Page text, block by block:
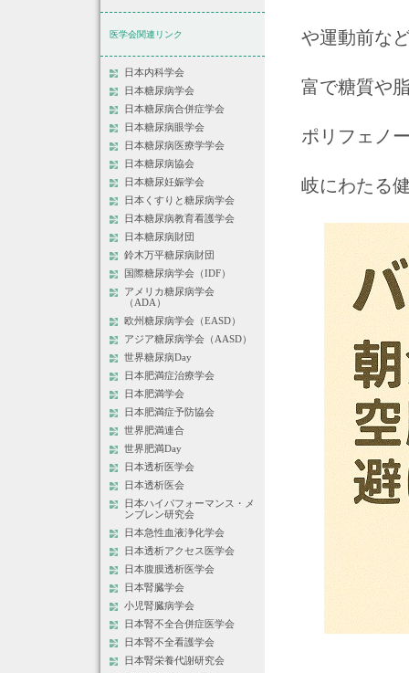
医学会関連リンク
日本内科学会
日本糖尿病学会
日本糖尿病合併症学会
日本糖尿病眼学会
日本糖尿病医療学学会
日本糖尿病協会
日本糖尿妊娠学会
日本くすりと糖尿病学会
日本糖尿病教育看護学会
日本糖尿病財団
鈴木万平糖尿病財団
国際糖尿病学会（IDF）
アメリカ糖尿病学会
（ADA）
欧州糖尿病学会（EASD）
アジア糖尿病学会（AASD）
世界糖尿病Day
日本肥満症治療学会
日本肥満学会
日本肥満症予防協会
世界肥満連合
世界肥満Day
日本透析医学会
日本透析医会
日本ハイパフォーマンス・メ
ンブレン研究会
日本急性血液浄化学会
日本透析アクセス医学会
日本腹膜透析医学会
日本腎臓学会
小児腎臓病学会
日本腎不全合併症医学会
日本腎不全看護学会
日本腎栄養代謝研究会
や運動前な
富で糖質や
ポリフェノ
岐にわたる